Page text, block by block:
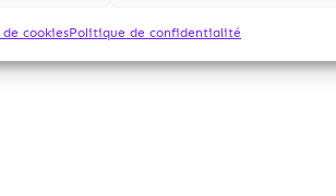
cookiesPolitique de confidentialité